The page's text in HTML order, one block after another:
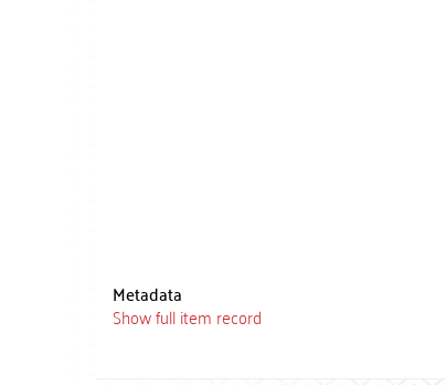
Metadata
Show full item record